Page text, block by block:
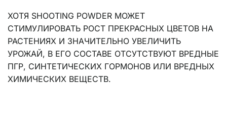
ХОТЯ SHOOTING POWDER МОЖЕТ
СТИМУЛИРОВАТЬ РОСТ ПРЕКРАСНЫХ ЦВЕТОВ НА
РАСТЕНИЯХ И ЗНАЧИТЕЛЬНО УВЕЛИЧИТЬ
УРОЖАЙ, В ЕГО СОСТАВЕ ОТСУТСТВУЮТ ВРЕДНЫЕ
ПГР, СИНТЕТИЧЕСКИХ ГОРМОНОВ ИЛИ ВРЕДНЫХ
ХИМИЧЕСКИХ ВЕЩЕСТВ.